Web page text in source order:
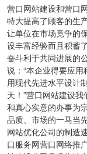
营口网站建设和营口
特大提高了顾客的生
让单位在市场竟争的
设丰富经验而且积蓄
奋斗利于共同进展的
说：“本企业得要应
用现代先进水平设计
天！”营口网站建设
和真心实意的办事为
品质、市场的一马当
网站优化公司的制造
口服务网营口网络推